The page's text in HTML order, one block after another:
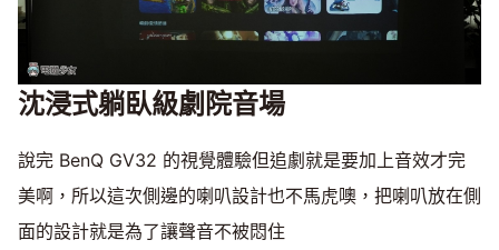
沈浸式躺臥級劇院音場
說完 BenQ GV32 的視覺體驗但追劇就是要加上音效才完
美啊，所以這次側邊的喇叭設計也不馬虎噢，把喇叭放在側
面的設計就是為了讓聲音不被悶住